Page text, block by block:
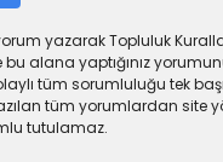
yazarak Topluluk
alana yaptığınız
tüm sorumluluğu tek
tüm yorumlardan site
tutulamaz.